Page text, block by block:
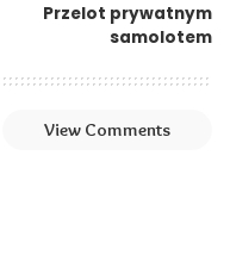
Przelot prywatnym
samolotem
View Comments